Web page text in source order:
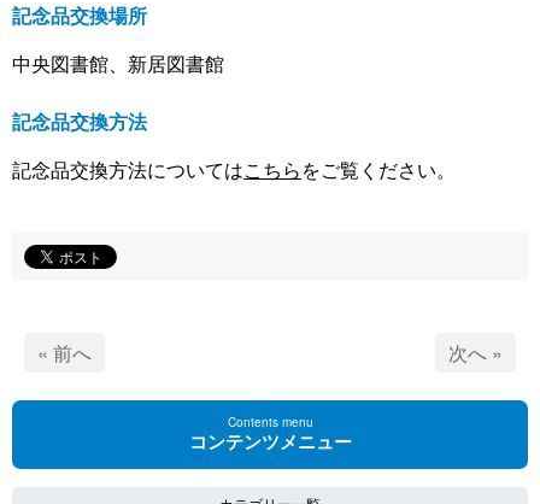
記念品交換場所
中央図書館、新居図書館
記念品交換方法
記念品交換方法についてはこちらをご覧ください。
« 前へ 次へ »
Contents menu
コンテンツメニュー